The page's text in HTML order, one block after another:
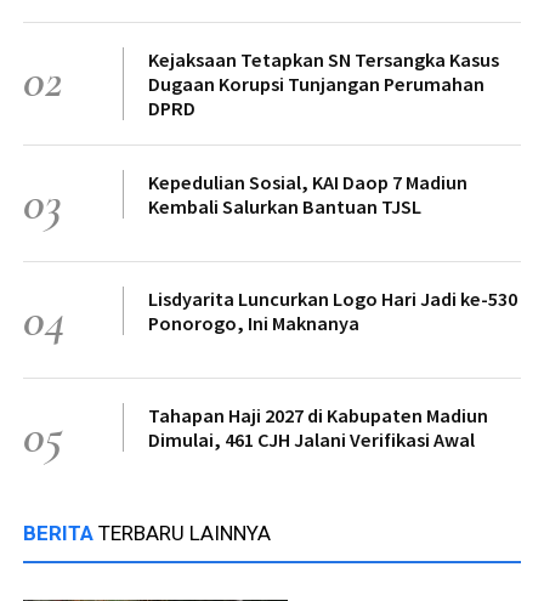
02
Kejaksaan Tetapkan SN Tersangka Kasus
Dugaan Korupsi Tunjangan Perumahan
DPRD
03
Kepedulian Sosial, KAI Daop 7 Madiun
Kembali Salurkan Bantuan TJSL
04
Lisdyarita Luncurkan Logo Hari Jadi ke-530
Ponorogo, Ini Maknanya
05
Tahapan Haji 2027 di Kabupaten Madiun
Dimulai, 461 CJH Jalani Verifikasi Awal
BERITA TERBARU LAINNYA